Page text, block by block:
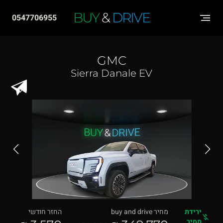
לִנְגִישׁוּת
BUY&DRIVE
0547706955
GMC
Sierra Danale EV
ירידת
מחיר buy and drive החזר חודשי